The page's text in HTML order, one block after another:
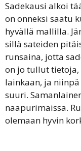
Sadekausi alkoi
on onneksi saatu
hyvällä mallilla.
sillä sateiden
runsaina, jotta
on jo tullut
lainkaan, ja
suuri.
naapurimaissa.
olemaan hyvin